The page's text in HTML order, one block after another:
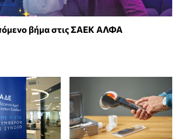
βήμα στις ΣΑΕΚ ΑΛΦΑ